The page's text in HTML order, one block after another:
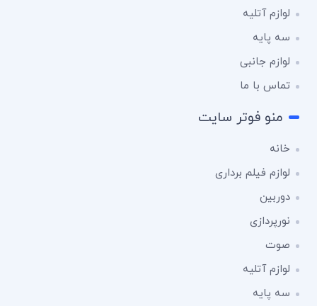
لوازم آتلیه
سه پایه
لوازم جانبی
تماس با ما
منو فوتر سایت
خانه
لوازم فیلم برداری
دوربین
نورپردازی
صوت
لوازم آتلیه
سه پایه